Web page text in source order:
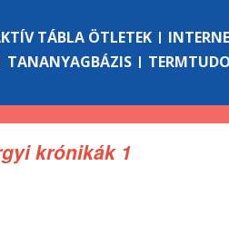
TÁBLA ÖTLETEK
TANANYAGBÁZIS
krónikák 1